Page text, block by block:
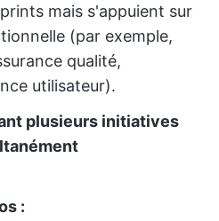
mais s'appuient sur
(par exemple,
qualité,
utilisateur).
plusieurs initiatives
: